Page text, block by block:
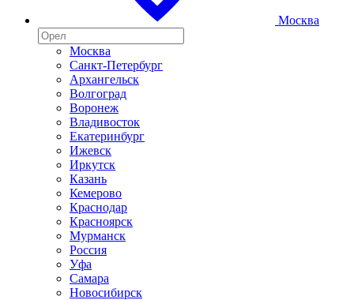
Москва
Москва
Санкт-Петербург
Архангельск
Волгоград
Воронеж
Владивосток
Екатеринбург
Ижевск
Иркутск
Казань
Кемерово
Краснодар
Красноярск
Мурманск
Россия
Уфа
Самара
Новосибирск